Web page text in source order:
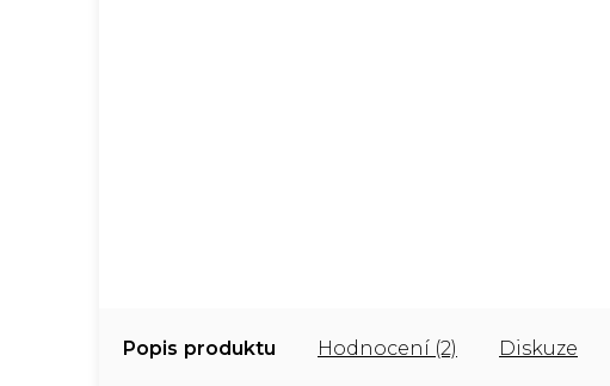
Popis Hodnocení (2) Diskuze